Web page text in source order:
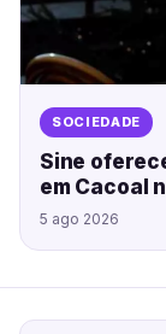
SOCIEDADE
Sine
em Cacoal
5 ago 2026